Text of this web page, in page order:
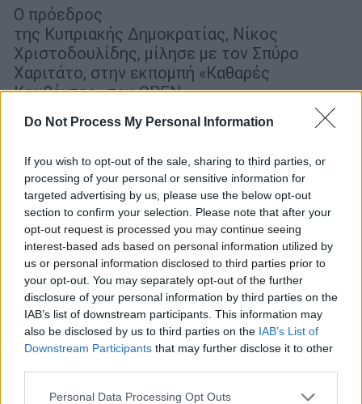
Do Not Process My Personal Information
If you wish to opt-out of the sale, sharing to third parties, or
processing of your personal or sensitive information for
targeted advertising by us, please use the below opt-out
section to confirm your selection. Please note that after your
opt-out request is processed you may continue seeing
interest-based ads based on personal information utilized by
us or personal information disclosed to third parties prior to
your opt-out. You may separately opt-out of the further
disclosure of your personal information by third parties on the
IAB’s list of downstream participants. This information may
also be disclosed by us to third parties on the IAB’s List of
Downstream Participants that may further disclose it to other
Please note that this website/app uses one or more Google
Personal Data Processing Opt Outs
Ο πρόεδρος
της Κυπριακής Δημοκρατίας, Νίκος
Χριστοδουλίδης, μίλησε με τον Σπύρο
Χαριτάτο, στην εκπομπή «Καθαρές
Κουβέντες» του OPEN
Κόσμος|10.03.2026 12:13